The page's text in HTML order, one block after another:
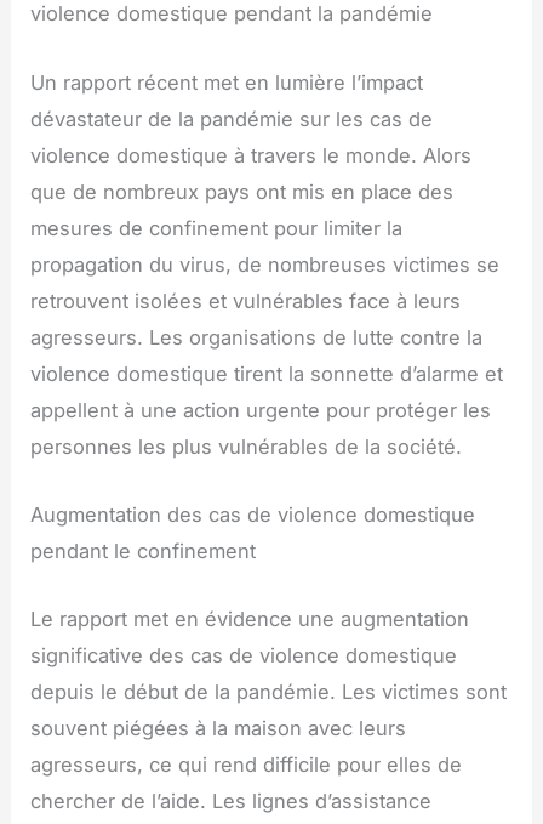
violence domestique pendant la pandémie
Un rapport récent met en lumière l’impact
dévastateur de la pandémie sur les cas de
violence domestique à travers le monde. Alors
que de nombreux pays ont mis en place des
mesures de confinement pour limiter la
propagation du virus, de nombreuses victimes se
retrouvent isolées et vulnérables face à leurs
agresseurs. Les organisations de lutte contre la
violence domestique tirent la sonnette d’alarme et
appellent à une action urgente pour protéger les
personnes les plus vulnérables de la société.
Augmentation des cas de violence domestique
pendant le confinement
Le rapport met en évidence une augmentation
significative des cas de violence domestique
depuis le début de la pandémie. Les victimes sont
souvent piégées à la maison avec leurs
agresseurs, ce qui rend difficile pour elles de
chercher de l’aide. Les lignes d’assistance